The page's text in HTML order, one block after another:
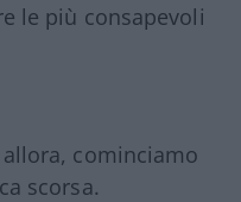
le più consapevoli
cominciamo
scorsa.